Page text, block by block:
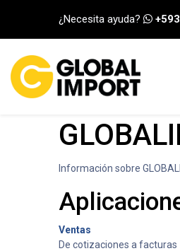
¿Necesita ayuda?
Información sobre
Ventas
De cotizaciones a facturas